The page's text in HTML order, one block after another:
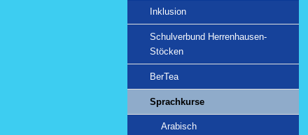
Inklusion
Schulverbund Herrenhausen-
Stöcken
BerTea
Sprachkurse
Arabisch